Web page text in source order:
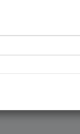
votre recherche,